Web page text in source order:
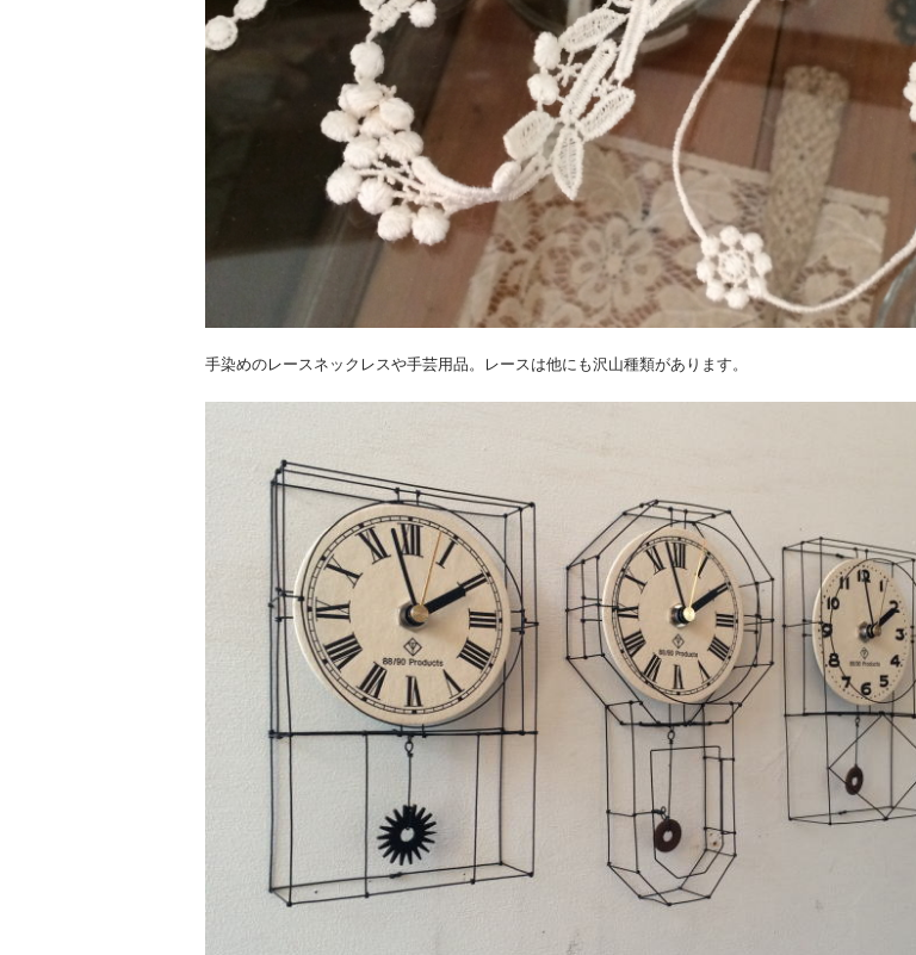
手染めのレースネックレスや手芸用品。レースは他にも沢山種類があります。